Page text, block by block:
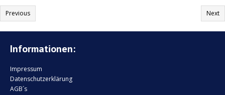
Previous Next
Informationen:
Impressum
Datenschutzerklärung
AGB´s